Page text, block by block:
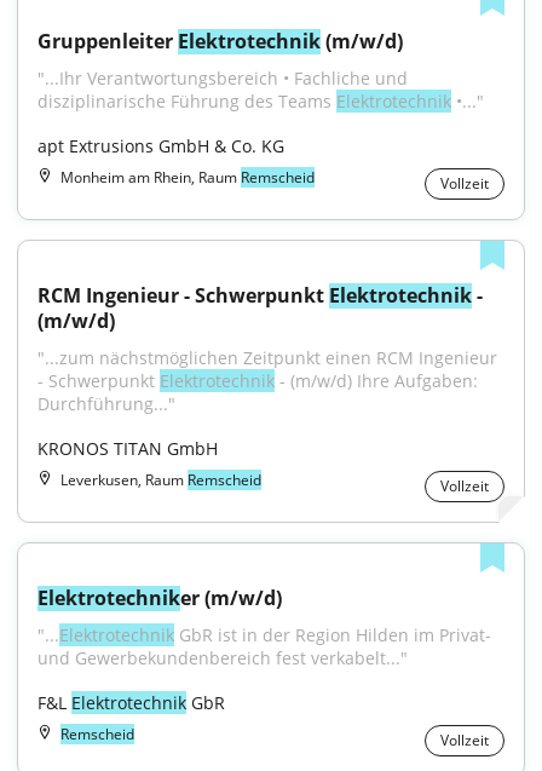
Gruppenleiter Elektrotechnik (m/w/d)
"...Ihr Verantwortungsbereich • Fachliche und
disziplinarische Führung des Teams Elektrotechnik •..."
apt Extrusions GmbH & Co. KG
Monheim am Rhein, Raum Remscheid Vollzeit
RCM Ingenieur - Schwerpunkt Elektrotechnik -
(m/w/d)
"...zum nächstmöglichen Zeitpunkt einen RCM Ingenieur
- Schwerpunkt Elektrotechnik - (m/w/d) Ihre Aufgaben:
Durchführung..."
KRONOS TITAN GmbH
Leverkusen, Raum Remscheid Vollzeit
Elektrotechniker (m/w/d)
"...Elektrotechnik GbR ist in der Region Hilden im Privat-
und Gewerbekundenbereich fest verkabelt..."
F&L Elektrotechnik GbR
Remscheid Vollzeit